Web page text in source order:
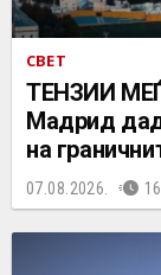
СВЕТ
ТЕНЗИИ
Мадрид
на
07.08.2026.